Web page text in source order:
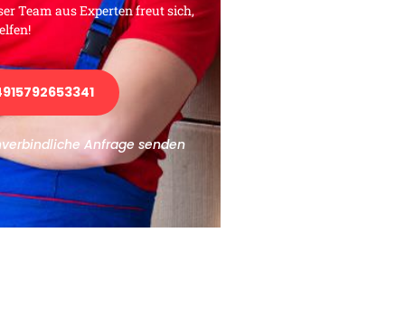
Team aus Experten freut sich,
Anfrage senden